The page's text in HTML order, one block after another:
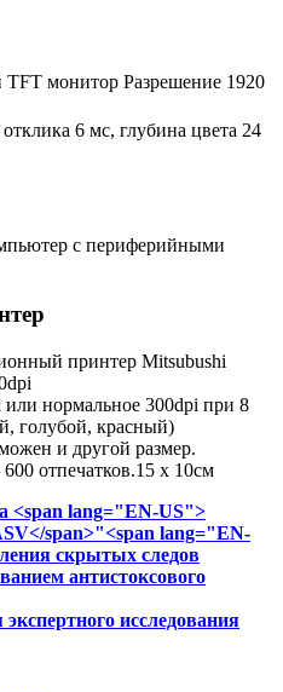
монитор Разрешение 1920
6 мс, глубина цвета 24
с периферийными
принтер Mitsubushi
или нормальное 300dpi при 8
голубой, красный)
и другой размер.
отпечатков.15 х 10см
<span lang="EN-US">
span>"<span lang="EN-
скрытых следов
антистоксового
исследования